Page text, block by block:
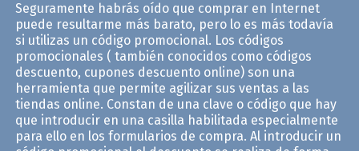
Seguramente habrás oído que comprar en Internet
puede resultarme más barato, pero lo es más todavía
si utilizas un código promocional. Los códigos
promocionales ( también conocidos como códigos
descuento, cupones descuento online) son una
herramienta que permite agilizar sus ventas a las
tiendas online. Constan de una clave o código que hay
que introducir en una casilla habilitada especialmente
para ello en los formularios de compra. Al introducir un